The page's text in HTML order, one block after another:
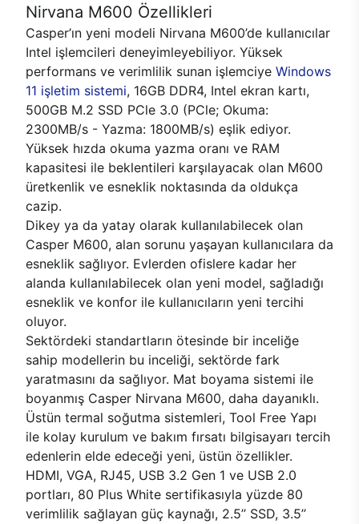
Nirvana M600 Özellikleri
Casper’ın yeni modeli Nirvana M600’de kullanıcılar
Intel işlemcileri deneyimleyebiliyor. Yüksek
performans ve verimlilik sunan işlemciye Windows
11 işletim sistemi, 16GB DDR4, Intel ekran kartı,
500GB M.2 SSD PCle 3.0 (PCle; Okuma:
2300MB/s - Yazma: 1800MB/s) eşlik ediyor.
Yüksek hızda okuma yazma oranı ve RAM
kapasitesi ile beklentileri karşılayacak olan M600
üretkenlik ve esneklik noktasında da oldukça
cazip.
Dikey ya da yatay olarak kullanılabilecek olan
Casper M600, alan sorunu yaşayan kullanıcılara da
esneklik sağlıyor. Evlerden ofislere kadar her
alanda kullanılabilecek olan yeni model, sağladığı
esneklik ve konfor ile kullanıcıların yeni tercihi
oluyor.
Sektördeki standartların ötesinde bir inceliğe
sahip modellerin bu inceliği, sektörde fark
yaratmasını da sağlıyor. Mat boyama sistemi ile
boyanmış Casper Nirvana M600, daha dayanıklı.
Üstün termal soğutma sistemleri, Tool Free Yapı
ile kolay kurulum ve bakım fırsatı bilgisayarı tercih
edenlerin elde edeceği yeni, üstün özellikler.
HDMI, VGA, RJ45, USB 3.2 Gen 1 ve USB 2.0
portları, 80 Plus White sertifikasıyla yüzde 80
verimlilik sağlayan güç kaynağı, 2.5’’ SSD, 3.5’’